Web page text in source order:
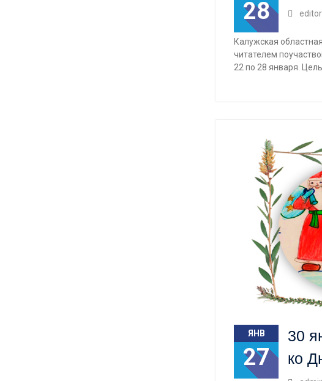
28 editor
Калужская
читателем
22 по 28 января.
ЯНВ
27
30
ко